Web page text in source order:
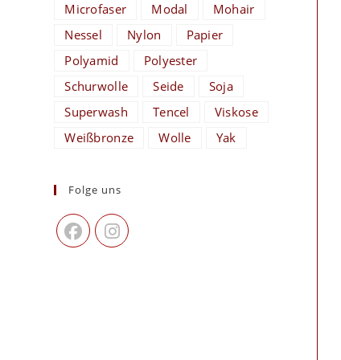
Microfaser
Modal
Mohair
Nessel
Nylon
Papier
Polyamid
Polyester
Schurwolle
Seide
Soja
Superwash
Tencel
Viskose
Weißbronze
Wolle Yak
Folge uns